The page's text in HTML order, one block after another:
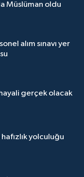
Müslüman oldu
alım sınavı yer
gerçek olacak
yolculuğu